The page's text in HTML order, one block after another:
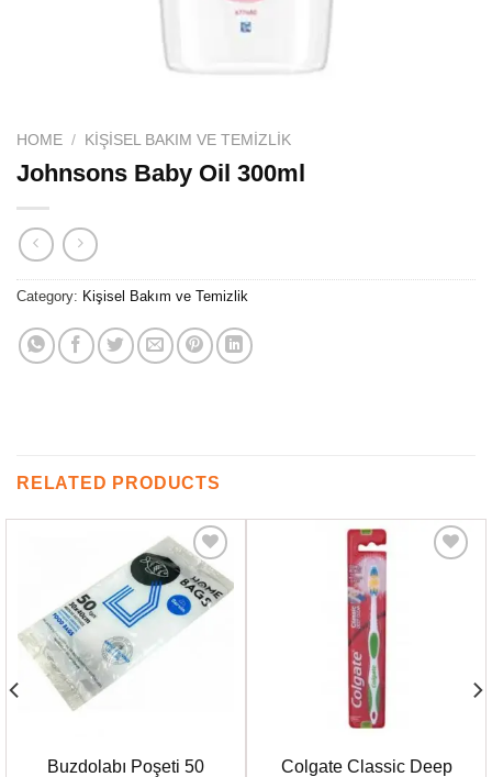
HOME / KIŞISEL BAKIM VE TEMIZLIK
Johnsons Baby Oil 300ml
Category: Kişisel Bakım ve Temizlik
RELATED PRODUCTS
Favorilere
Ekle
Buzdolabı Poşeti 50
Colgate Classic Deep